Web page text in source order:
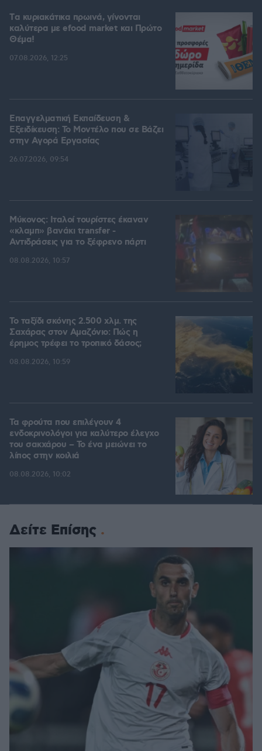
Tα κυριακάτικα πρωινά, γίνονται
καλύτερα με efood market και Πρώτο
Θέμα!
07.08.2026, 12:25
Επαγγελματική Εκπαίδευση &
Εξειδίκευση: Το Mοντέλο που σε Bάζει
στην Aγορά Eργασίας
26.07.2026, 09:54
Μύκονος: Ιταλοί τουρίστες έκαναν
«κλαμπ» βανάκι transfer -
Αντιδράσεις για το ξέφρενο πάρτι
08.08.2026, 10:57
Το ταξίδι σκόνης 2.500 χλμ. της
Σαχάρας στον Αμαζόνιο: Πώς η
έρημος τρέφει το τροπικό δάσος;
08.08.2026, 10:59
Τα φρούτα που επιλέγουν 4
ενδοκρινολόγοι για καλύτερο έλεγχο
του σακχάρου – Το ένα μειώνει το
λίπος στην κοιλιά
08.08.2026, 10:02
Δείτε Επίσης